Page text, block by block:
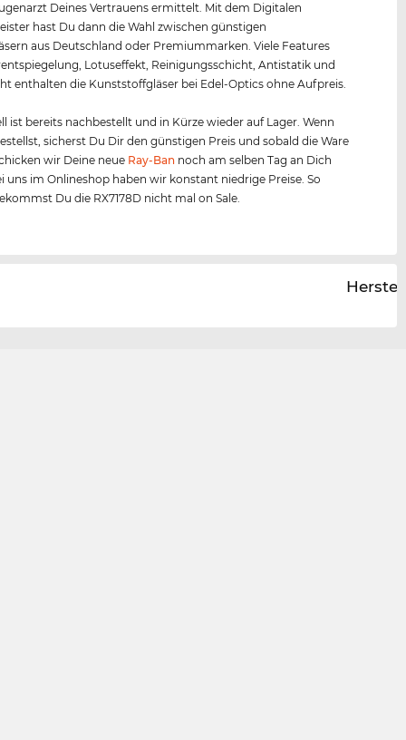
Deines Vertrauens ermittelt. Mit dem Digitalen
hast Du dann die Wahl zwischen günstigen
aus Deutschland oder Premiummarken. Viele Features
Lotuseffekt, Reinigungsschicht, Antistatik und
enthalten die Kunststoffgläser bei Edel-Optics ohne Aufpreis.
ist bereits nachbestellt und in Kürze wieder auf Lager. Wenn
sicherst Du Dir den günstigen Preis und sobald die Ware
wir Deine neue Ray-Ban noch am selben Tag an Dich
uns im Onlineshop haben wir konstant niedrige Preise. So
Du die RX7178D nicht mal on Sale.